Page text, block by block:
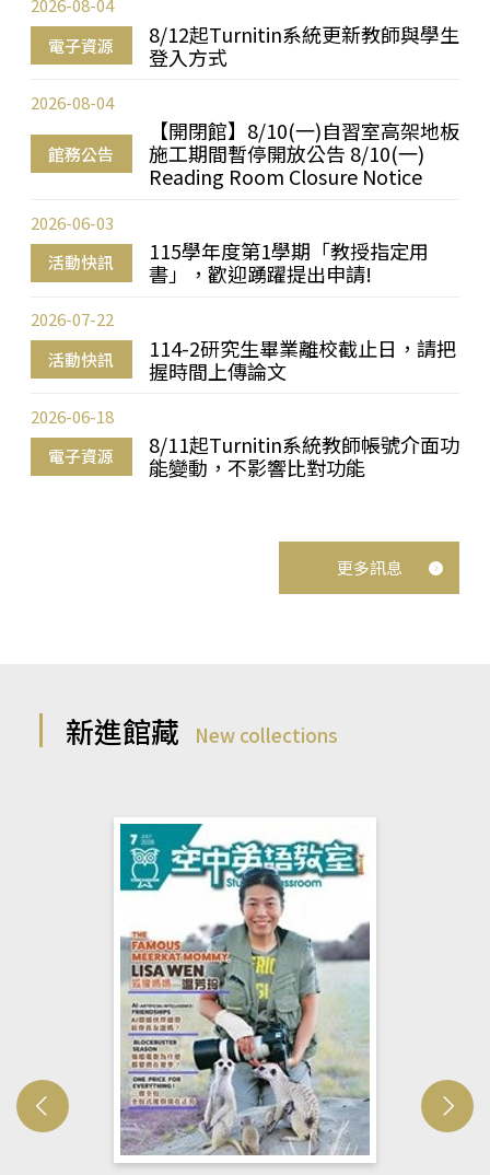
電子資源
8/12起Turnitin系統更新教師與學生
登入方式
2026-08-04
館務公告
【開閉館】8/10(一)自習室高架地板
施工期間暫停開放公告 8/10(一)
Reading Room Closure Notice
2026-08-04
活動快訊
115學年度第1學期「教授指定用
書」，歡迎踴躍提出申請!
2026-06-03
活動快訊
114-2研究生畢業離校截止日，請把
握時間上傳論文
2026-07-22
電子資源
8/11起Turnitin系統教師帳號介面功
能變動，不影響比對功能
2026-06-18
更多訊息
新進館藏 New collections